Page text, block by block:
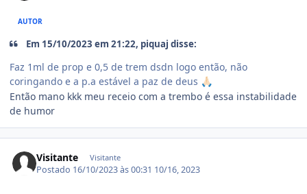
AUTOR
Em 15/10/2023 em 21:22, piquaj disse:
Faz 1ml de prop e 0,5 de trem dsdn logo então, não
coringando e a p.a estável a paz de deus 🙏🏻
Então mano kkk meu receio com a trembo é essa instabilidade
de humor
Visitante Visitante
Postado 16/10/2023 às 00:31 10/16, 2023